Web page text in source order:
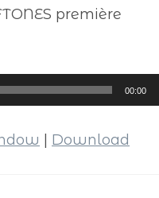
première
00:00
Download